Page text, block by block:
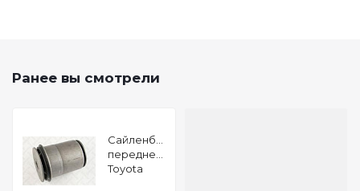
Ранее вы смотрели
Сайленблок
переднего
Toyota